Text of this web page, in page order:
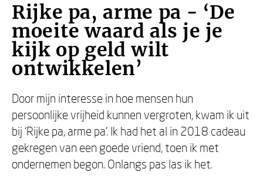
Rijke pa, arme pa - ‘De
moeite waard als je je
kijk op geld wilt
ontwikkelen’
Door mijn interesse in hoe mensen hun
persoonlijke vrijheid kunnen vergroten, kwam ik uit
bij ‘Rijke pa, arme pa’. Ik had het al in 2018 cadeau
gekregen van een goede vriend, toen ik met
ondernemen begon. Onlangs pas las ik het.